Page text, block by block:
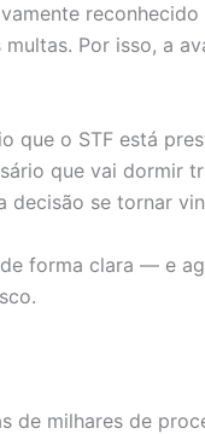
reconhecido
Por isso, a
que o STF está
que vai dormir
decisão se tornar
forma clara — e
de milhares de